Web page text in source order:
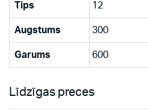
Tips 12
Augstums 300
Garums 600
Līdzīgas preces